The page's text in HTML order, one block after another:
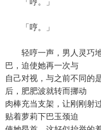
「哼。」
「哼。」
轻哼一声，男人灵巧地
巴，迫使她再一次与
自己对视，与之前不同的
后，肥肥波就转而挪动
肉棒充当支架，让刚刚射
贴着萝莉下巴玉颈迫